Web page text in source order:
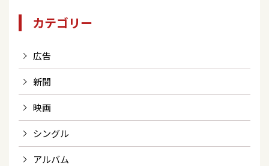
カテゴリー
広告
新聞
映画
シングル
アルバム